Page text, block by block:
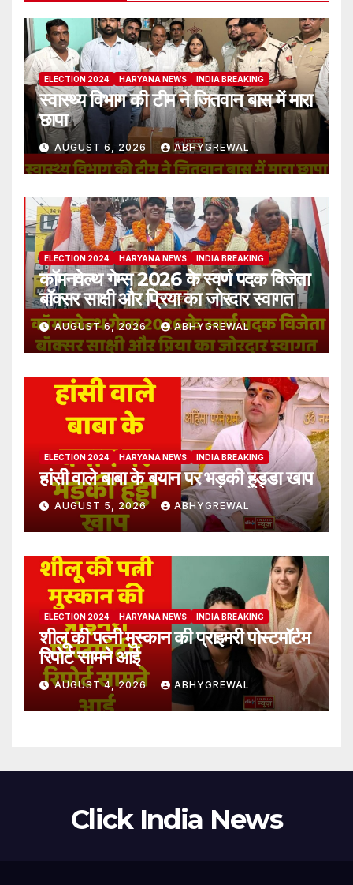
ELECTION 2024 HARYANA NEWS INDIA BREAKING
स्वास्थ्य विभाग की टीम ने जितवान बास में मारा
छापा
AUGUST 6, 2026 ABHYGREWAL
ELECTION 2024 HARYANA NEWS INDIA BREAKING
कॉमनवेल्थ गेम्स 2026 के स्वर्ण पदक विजेता
बॉक्सर साक्षी और प्रिया का जोरदार स्वागत
AUGUST 6, 2026 ABHYGREWAL
ELECTION 2024 HARYANA NEWS INDIA BREAKING
हांसी वाले बाबा के बयान पर भड़की हुड्डा खाप
AUGUST 5, 2026 ABHYGREWAL
ELECTION 2024 HARYANA NEWS INDIA BREAKING
शीलू की पत्नी मुस्कान की प्राइमरी पोस्टमॉर्टम
रिपोर्ट सामने आई
AUGUST 4, 2026 ABHYGREWAL
Click India News